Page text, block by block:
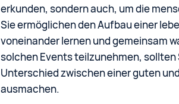
erkunden, sondern auch, um die
Sie ermöglichen den Aufbau einer
voneinander lernen und gemeinsam
solchen Events teilzunehmen, sollten
Unterschied zwischen einer guten
ausmachen.